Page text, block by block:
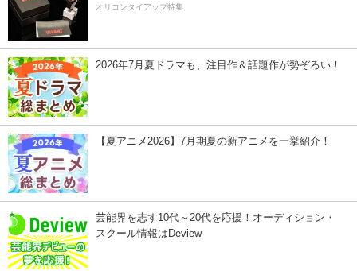
オリコンタイアップ特集
2026年7月夏ドラマも、注目作＆話題作が勢ぞろい！
【夏アニメ2026】7月期夏の新アニメを一挙紹介！
芸能界を志す10代～20代を応援！オーディション・
スクール情報はDeview